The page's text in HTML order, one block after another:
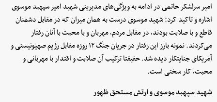
امیر سرلشکر حاتمی در ادامه به ویژگی‌های مدیریتی شهید امیر سپهبد موسوی
اشاره و تاکید کرد: شهید موسوی درست به همان میزان که در مقابل دشمنان
قاطع و با صلابت بودند، در مقابل مردم، مهربان و با محبت با آنان رفتار
می‌کردند. نمونه بارز این رفتار در جریان جنگ ۱۲ روزه مقابل رژیم صهیونیستی و
آمریکای جنایتکار دیده شد. حقیقتا ترکیب آن صلابت و اقتدار با مهربانی و
محبت، کار سختی است.
شهید سپهبد موسوی و ارتش مستحق ظهور